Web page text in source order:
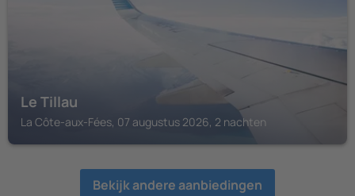
Le Tillau
La Côte-aux-Fées, 07 augustus 2026, 2 nachten
Bekijk andere aanbiedingen